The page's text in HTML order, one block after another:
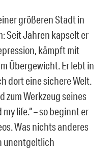
größeren Stadt in
Seit Jahren kapselt er
kämpft mit
Übergewicht. Er lebt in
dort eine sichere Welt.
zum Werkzeug seines
life.“ – so beginnt er
Was nichts anderes
unentgeltlich